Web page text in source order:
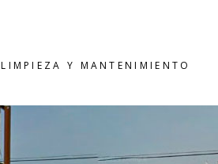
LIMPIEZA Y MANTENIMIENTO